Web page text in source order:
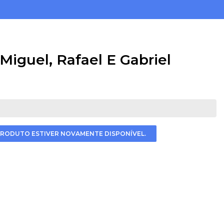
Rafael E Gabriel
ESTIVER NOVAMENTE DISPONÍVEL.